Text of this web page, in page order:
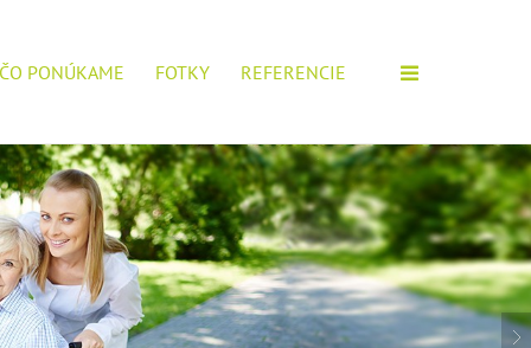
ČO PONÚKAME FOTKY REFERENCIE
ZARIADENÍ!POŠTITE SI ŽIADOSŤ.